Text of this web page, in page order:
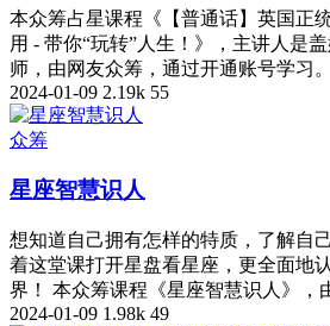
本众筹占星课程《【普通话】英国正
用 - 带你“玩转”人生！》，主讲人是
师，由网友众筹，通过开通账号学习
2024-01-09 2.19k 55
众筹
星座智慧识人
想知道自己拥有怎样的特质，了解自
着这堂课打开星盘看星座，更全面地
界！ 本众筹课程《星座智慧识人》，
2024-01-09 1.98k 49